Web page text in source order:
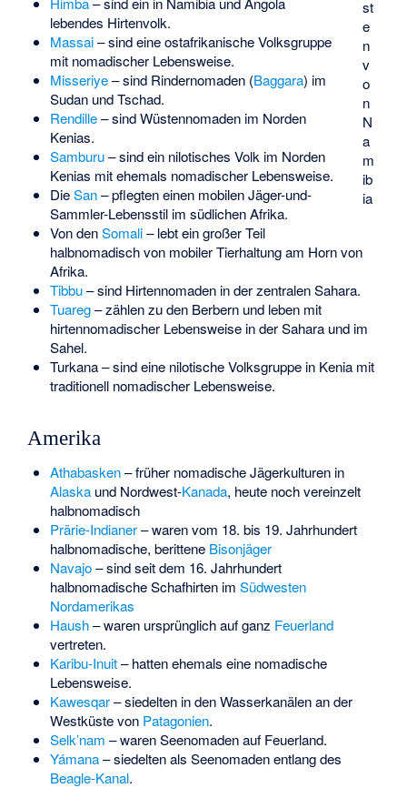
st
e
n
v
o
n
N
a
m
ib
ia
lebendes Hirtenvolk.
Massai– sind eine ostafrikanische Volksgruppe
mit nomadischer Lebensweise.
Misseriye– sind Rindernomaden (Baggara) im
Sudan und Tschad.
Rendille– sind Wüstennomaden im Norden
Kenias.
Samburu– sind ein nilotisches Volk im Norden
Kenias mit ehemals nomadischer Lebensweise.
DieSan– pflegten einen mobilen Jäger-und-
Sammler-Lebensstil im südlichen Afrika.
Von denSomali– lebt ein großer Teil
halbnomadisch von mobiler Tierhaltung am Horn von
Afrika.
Tibbu– sind Hirtennomaden in der zentralen Sahara.
Tuareg– zählen zu den Berbern und leben mit
hirtennomadischer Lebensweise in der Sahara und im
Sahel.
Turkana– sind eine nilotische Volksgruppe in Kenia mit
traditionell nomadischer Lebensweise.
Amerika
Athabasken– früher nomadische Jägerkulturen in
Alaskaund Nordwest-Kanada, heute noch vereinzelt
halbnomadisch
Prärie-Indianer– waren vom 18. bis 19. Jahrhundert
halbnomadische, berittene Bisonjäger
Navajo– sind seit dem 16. Jahrhundert
halbnomadische Schafhirten im Südwesten
Nordamerikas
Haush– waren ursprünglich auf ganz Feuerland
vertreten.
Karibu-Inuit– hatten ehemals eine nomadische
Lebensweise.
Kawesqar– siedelten in den Wasserkanälen an der
Westküste von Patagonien.
Selk’nam – waren Seenomaden auf Feuerland.
Yámana– siedelten als Seenomaden entlang des
Beagle-Kanal.